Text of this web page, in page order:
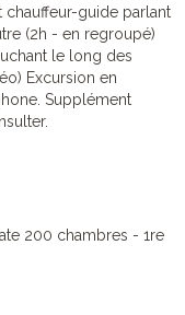
guide parlant
(2h - en regroupé)
le long des
Excursion en
Supplément
200 chambres - 1re